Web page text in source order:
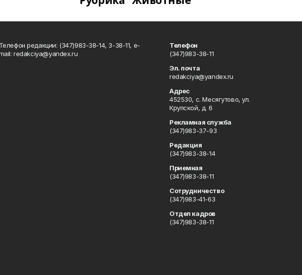
Телефон редакции: (347)983-38-14, 3-38-11, e-
redakciya@yandex.ru
Телефон
(347)983-38-11
Эл. почта
redakciya@yandex.ru
Адрес
452530, с. Месягутово, ул.
Крупской, д. 6
Рекламная служба
(347)983-37-93
Редакция
(347)983-38-14
Приемная
(347)983-38-11
Сотрудничество
(347)983-41-63
Отдел кадров
(347)983-38-11